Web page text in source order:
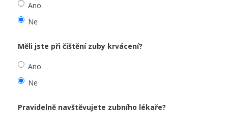
Ano
Ne
Měli jste při čištění zuby krvácení?
Ano
Ne
Pravidelně navštěvujete zubního lékaře?